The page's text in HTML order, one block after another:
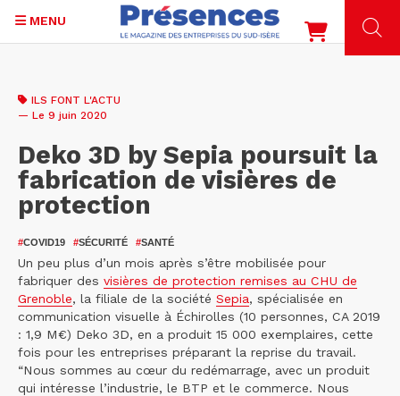
contenu
MENU
ILS FONT L'ACTU
— Le 9 juin 2020
Deko 3D by Sepia poursuit la
fabrication de visières de
protection
#COVID19 #SÉCURITÉ #SANTÉ
Un peu plus d’un mois après s’être mobilisée pour
fabriquer des visières de protection remises au CHU de
Grenoble, la filiale de la société Sepia, spécialisée en
communication visuelle à Échirolles (10 personnes, CA 2019
: 1,9 M€) Deko 3D, en a produit 15 000 exemplaires, cette
fois pour les entreprises préparant la reprise du travail.
“Nous sommes au cœur du redémarrage, avec un produit
qui intéresse l’industrie, le BTP et le commerce. Nous